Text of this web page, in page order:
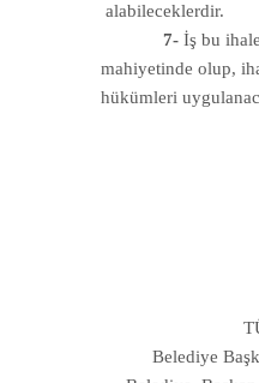
alabileceklerdir.
7- İş bu
mahiyetinde olup,
hükümleri